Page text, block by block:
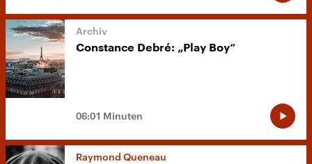
Constance Debré: „Play Boy“
06:01 Minuten
Raymond Queneau